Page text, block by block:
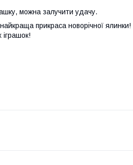
можна залучити удачу.
прикраса новорічної ялинки!